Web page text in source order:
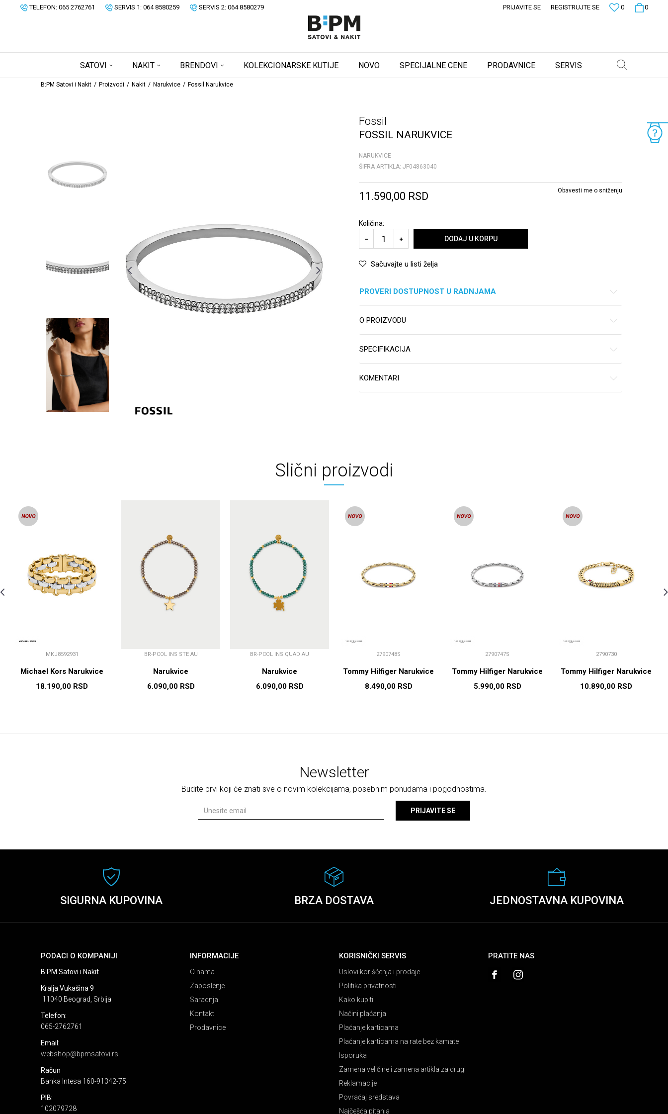
TELEFON: 065 2762761 SERVIS 1: 064 8580259 SERVIS 2: 064 8580279 0
0
PRIJAVITE SE REGISTRUJTE SE
SATOVI NAKIT BRENDOVI KOLEKCIONARSKE KUTIJE NOVO SPECIJALNE CENE PRODAVNICE SERVIS
B:PM Satovi i Nakit Proizvodi Nakit Narukvice Fossil Narukvice
Fossil
FOSSIL NARUKVICE
NARUKVICE
ŠIFRA ARTIKLA: JF04863040
11.590,00 RSD Obavesti me o sniženju
Količina:
DODAJ U KORPU
Sačuvajte u listi želja
PROVERI DOSTUPNOST U RADNJAMA
O PROIZVODU
SPECIFIKACIJA
KOMENTARI
Slični proizvodi
MKJ8592931
Michael Kors Narukvice
18.190,00 RSD
BR-PCOL INS STE AU
Narukvice
6.090,00 RSD
BR-PCOL INS QUAD AU
Narukvice
6.090,00 RSD
2790748S
Tommy Hilfiger Narukvice
8.490,00 RSD
2790747S
Tommy Hilfiger Narukvice
5.990,00 RSD
2790730
Tommy Hilfiger Narukvice
10.890,00 RSD
Newsletter
Budite prvi koji će znati sve o novim kolekcijama, posebnim ponudama i pogodnostima.
PRIJAVITE SE
SIGURNA KUPOVINA BRZA DOSTAVA JEDNOSTAVNA KUPOVINA
PODACI O KOMPANIJI
B:PM Satovi i Nakit
Kralja Vukašina 9
11040 Beograd, Srbija
Telefon:
065-2762761
Email:
webshop@bpmsatovi.rs
Račun
Banka Intesa 160-91342-75
PIB:
102079728
INFORMACIJE
O nama
Zaposlenje
Saradnja
Kontakt
Prodavnice
KORISNIČKI SERVIS
Uslovi korišćenja i prodaje
Politika privatnosti
Kako kupiti
Načini plaćanja
Plaćanje karticama
Plaćanje karticama na rate bez kamate
Isporuka
Zamena veličine i zamena artikla za drugi
Reklamacije
Povraćaj sredstava
Najčešća pitanja
PRATITE NAS